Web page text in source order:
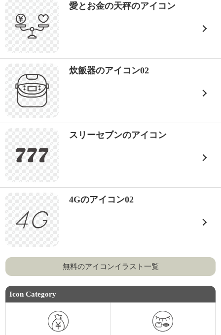
愛とお金の天秤のアイコン
炊飯器のアイコン02
スリーセブンのアイコン
4Gのアイコン02
無料のアイコンイラスト一覧
Icon Category